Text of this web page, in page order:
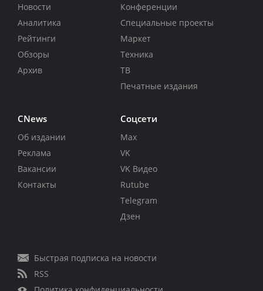
Новости
Аналитика
Рейтинги
Обзоры
Архив
Конференции
Специальные проекты
Маркет
Техника
ТВ
Печатные издания
CNews
Об издании
Реклама
Вакансии
Контакты
Соцсети
Max
VK
VK Видео
Rutube
Telegram
Дзен
Быстрая подписка на новости
RSS